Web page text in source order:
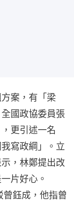
案，有「梁
國政協委員張
更引述一名
寫政綱」。立
，林鄭提出改
片好心。
鈺成，他指曾